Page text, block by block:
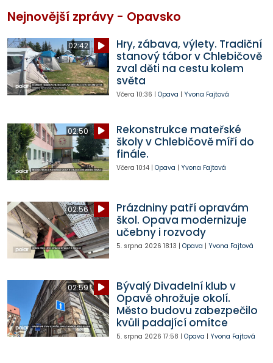
Nejnovější zprávy - Opavsko
02:42
Hry, zábava, výlety. Tradiční
stanový tábor v Chlebičově
zval děti na cestu kolem
světa
Včera 10:36 | Opava | Yvona Fajtová
02:50
Rekonstrukce mateřské
školy v Chlebičově míří do
finále.
Včera 10:14| Opava | Yvona Fajtová
02:56
Prázdniny patří opravám
škol. Opava modernizuje
učebny i rozvody
5. srpna 2026 18:13 | Opava | Yvona Fajtová
02:59
Bývalý Divadelní klub v
Opavě ohrožuje okolí.
Město budovu zabezpečilo
kvůli padající omítce
5. srpna 2026 17:58 | Opava | Yvona Fajtová